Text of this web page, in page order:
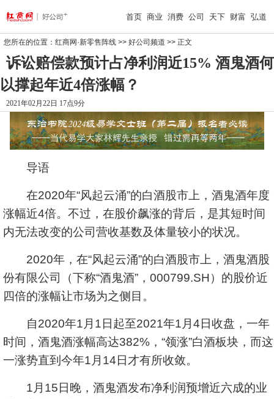
首页 商业 消费 公司 天下 财富 弘道
您所在的位置： 红商网·新零售阵线 >> 好公司频道 >> 正文
诉讼赔偿款预计占净利润近15% 酒鬼酒何
以撑起年近4倍涨幅？
2021年02月22日 17点9分
导语
在2020年“风起云涌”的白酒股市上，酒鬼酒年度
涨幅近4倍。不过，在股价飙涨的背后，是其短时间
内无法改变的公司营收基数及体量较小的状况。
2020年，在“风起云涌”的白酒股市上，酒鬼酒股
份有限公司（下称“酒鬼酒”，000799.SH）的股价近
四倍的涨幅让市场为之侧目。
自2020年1月1日起至2021年1月4日收盘，一年
时间，酒鬼酒涨幅高达382%，“领涨”白酒板块，而这
一涨势直到今年1月14日才有所收敛。
1月15日晚，酒鬼酒发布净利润预增近六成的业